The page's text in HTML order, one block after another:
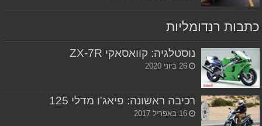
כתבות רנדומליות
נוסטלגיה: קוואסאקי ZX-7R
26 ביוני 2020
רכיבה ראשונה: פיאג'ו מדלי 125
16 באפריל 2017